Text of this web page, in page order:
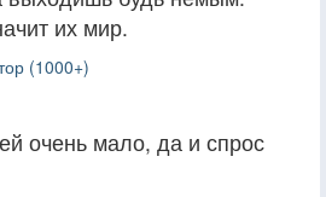
их мир.
(1000+)
очень мало, да и спрос